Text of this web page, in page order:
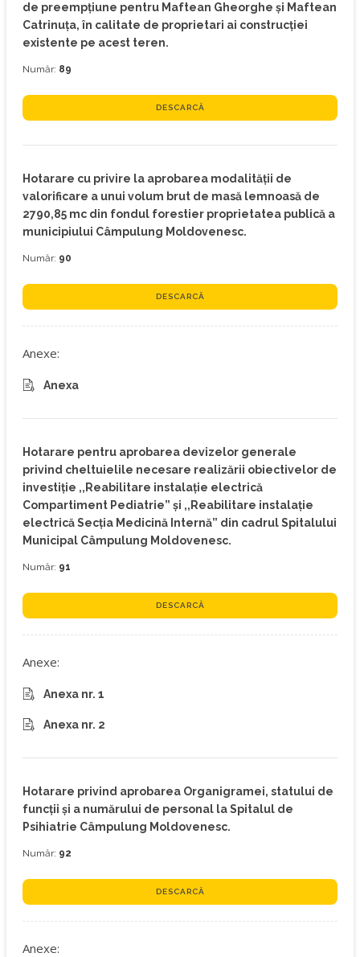
de preempțiune pentru Maftean Gheorghe și Maftean
Catrinuța, în calitate de proprietari ai construcției
existente pe acest teren.
Număr: 89
DESCARCĂ
Hotarare cu privire la aprobarea modalității de
valorificare a unui volum brut de masă lemnoasă de
2790,85 mc din fondul forestier proprietatea publică a
municipiului Câmpulung Moldovenesc.
Număr: 90
DESCARCĂ
Anexe:
Anexa
Hotarare pentru aprobarea devizelor generale
privind cheltuielile necesare realizării obiectivelor de
investiție ,,Reabilitare instalație electrică
Compartiment Pediatrie” și ,,Reabilitare instalație
electrică Secția Medicină Internă” din cadrul Spitalului
Municipal Câmpulung Moldovenesc.
Număr: 91
DESCARCĂ
Anexe:
Anexa nr. 1
Anexa nr. 2
Hotarare privind aprobarea Organigramei, statului de
funcţii şi a numărului de personal la Spitalul de
Psihiatrie Câmpulung Moldovenesc.
Număr: 92
DESCARCĂ
Anexe: